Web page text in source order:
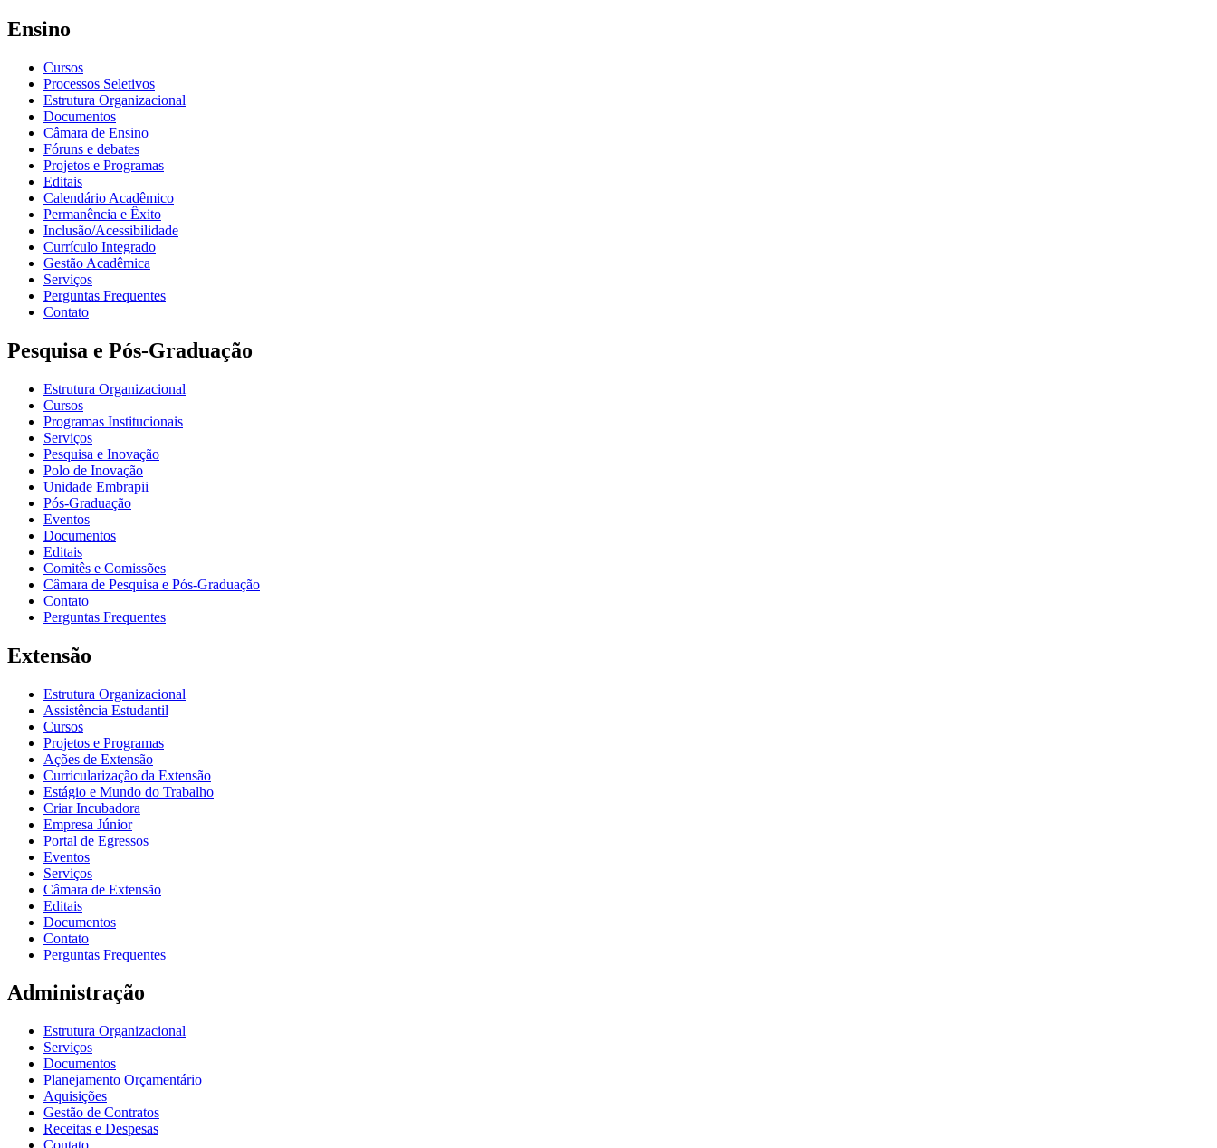
Ensino
Cursos
Processos Seletivos
Estrutura Organizacional
Documentos
Câmara de Ensino
Fóruns e debates
Projetos e Programas
Editais
Calendário Acadêmico
Permanência e Êxito
Inclusão/Acessibilidade
Currículo Integrado
Gestão Acadêmica
Serviços
Perguntas Frequentes
Contato
Pesquisa e Pós-Graduação
Estrutura Organizacional
Cursos
Programas Institucionais
Serviços
Pesquisa e Inovação
Polo de Inovação
Unidade Embrapii
Pós-Graduação
Eventos
Documentos
Editais
Comitês e Comissões
Câmara de Pesquisa e Pós-Graduação
Contato
Perguntas Frequentes
Extensão
Estrutura Organizacional
Assistência Estudantil
Cursos
Projetos e Programas
Ações de Extensão
Curricularização da Extensão
Estágio e Mundo do Trabalho
Criar Incubadora
Empresa Júnior
Portal de Egressos
Eventos
Serviços
Câmara de Extensão
Editais
Documentos
Contato
Perguntas Frequentes
Administração
Estrutura Organizacional
Serviços
Documentos
Planejamento Orçamentário
Aquisições
Gestão de Contratos
Receitas e Despesas